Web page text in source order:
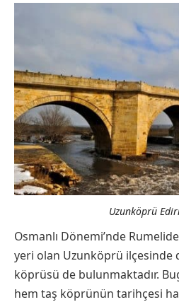
Uzunköprü
Osmanlı Dönemi’nde
yeri olan Uzunköprü ilçesinde
köprüsü de bulunmaktadır.
hem taş köprünün tarihçesi